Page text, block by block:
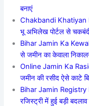
बनाएं
Chakbandi Khatiyan
भू अभिलेख पोर्टल से
Bihar Jamin Ka
से जमीन का केवाला
Online Jamin Ka
जमीन की रसीद ऐसे काटे
Bihar Jamin Registry
रजिस्ट्री में हुई बड़ी